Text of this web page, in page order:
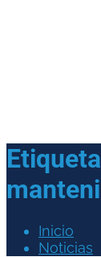
Inicio
Noticias